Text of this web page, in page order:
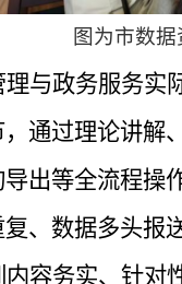
图为市数
与政务服务实
通过理论讲解
出等全流程操
、数据多头报
容务实、针对